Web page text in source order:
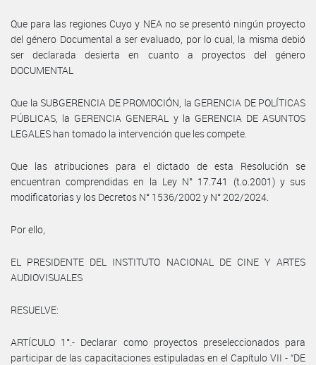
Que para las regiones Cuyo y NEA no se presentó ningún proyecto
del género Documental a ser evaluado, por lo cual, la misma debió
ser declarada desierta en cuanto a proyectos del género
DOCUMENTAL
Que la SUBGERENCIA DE PROMOCIÓN, la GERENCIA DE POLÍTICAS
PÚBLICAS, la GERENCIA GENERAL y la GERENCIA DE ASUNTOS
LEGALES han tomado la intervención que les compete.
Que las atribuciones para el dictado de esta Resolución se
encuentran comprendidas en la Ley N° 17.741 (t.o.2001) y sus
modificatorias y los Decretos N° 1536/2002 y N° 202/2024.
Por ello,
EL PRESIDENTE DEL INSTITUTO NACIONAL DE CINE Y ARTES
AUDIOVISUALES
RESUELVE:
ARTÍCULO 1°.- Declarar como proyectos preseleccionados para
participar de las capacitaciones estipuladas en el Capítulo VII - “DE